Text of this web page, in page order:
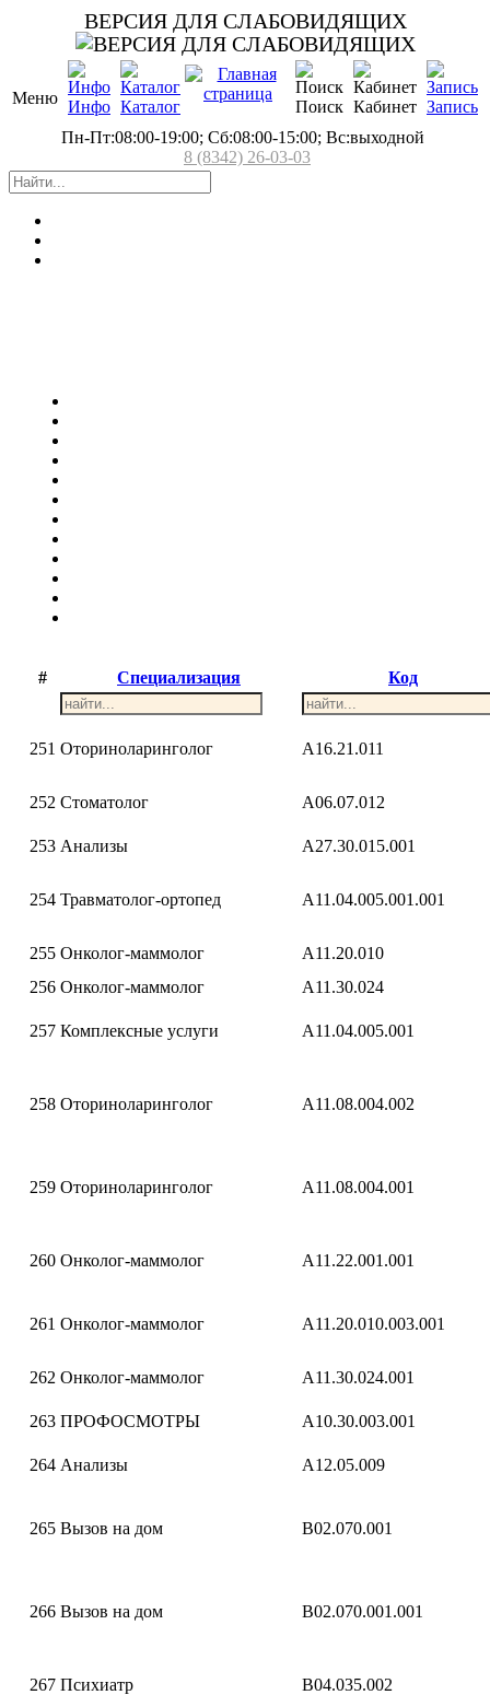
ВЕРСИЯ ДЛЯ СЛАБОВИДЯЩИХ
Меню Инфо Каталог Поиск Кабинет Запись
Пн-Пт:08:00-19:00; Сб:08:00-15:00; Вс:выходной
8 (8342) 26-03-03
# Специализация Код
251 Оториноларинголог A16.21.011
252 Стоматолог A06.07.012
253 Анализы A27.30.015.001
254 Травматолог-ортопед A11.04.005.001.001
255 Онколог-маммолог
A11.20.010
256 Онколог-маммолог A11.30.024
257 Комплексные услуги A11.04.005.001
258 Оториноларинголог A11.08.004.002
259 Оториноларинголог A11.08.004.001
260 Онколог-маммолог A11.22.001.001
261 Онколог-маммолог A11.20.010.003.001
262 Онколог-маммолог A11.30.024.001
263 ПРОФОСМОТРЫ A10.30.003.001
264 Анализы A12.05.009
265 Вызов на дом B02.070.001
266 Вызов на дом B02.070.001.001
267 Психиатр B04.035.002